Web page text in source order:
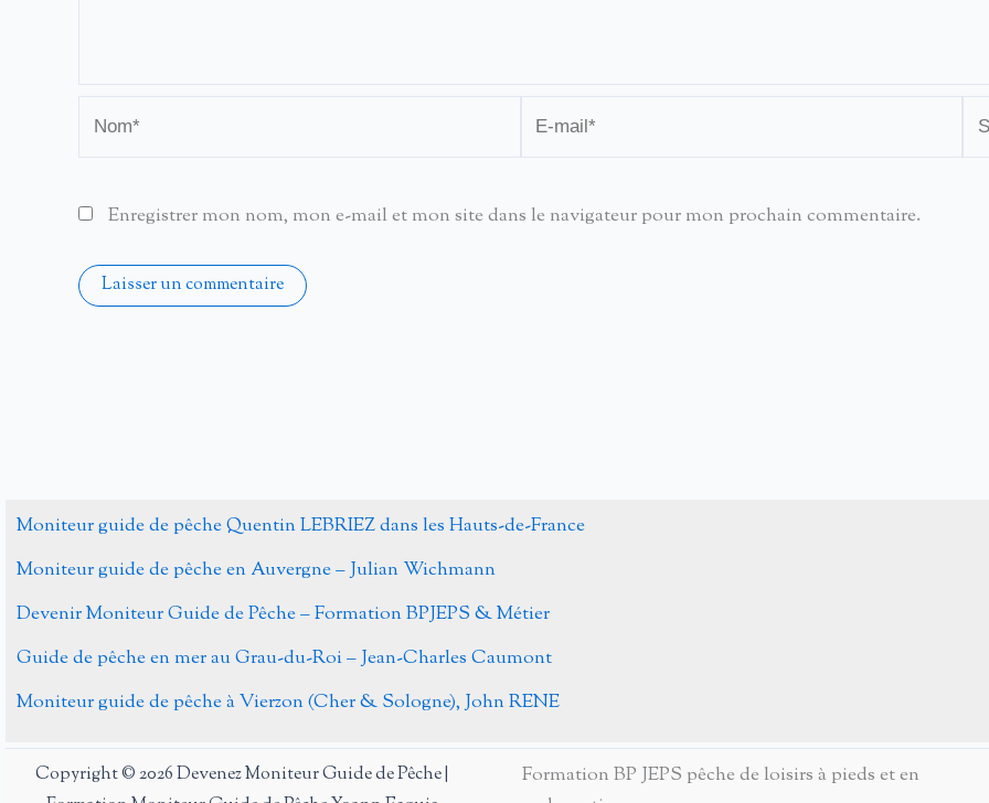
mail*
Enregistrer mon nom, mon e-mail et mon site dans le navigateur pour mon prochain commentaire.
Moniteur guide de pêche Quentin LEBRIEZ dans les Hauts-de-France
Moniteur guide de pêche en Auvergne – Julian Wichmann
Devenir Moniteur Guide de Pêche – Formation BPJEPS & Métier
Guide de pêche en mer au Grau-du-Roi – Jean-Charles Caumont
Moniteur guide de pêche à Vierzon (Cher & Sologne), John RENE
Copyright © 2026 Devenez Moniteur Guide de Pêche |
Formation BP JEPS pêche de loisirs à pieds et en